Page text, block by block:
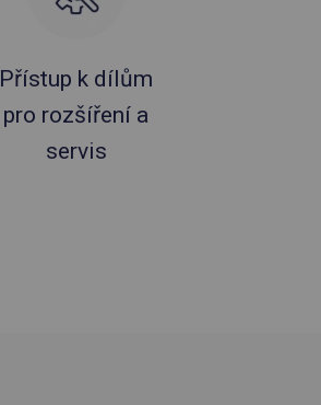
Přístup k dílům
pro rozšíření a
servis